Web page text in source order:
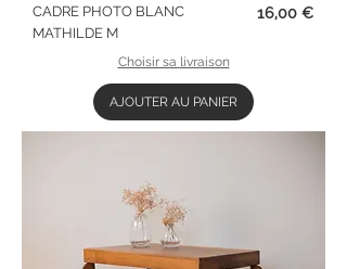
CADRE PHOTO BLANC
MATHILDE M
Prix
16,00 €
Choisir sa livraison
AJOUTER AU PANIER